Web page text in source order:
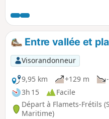
Rouen-sur-Bresle.
Entre vallée et
Visorandonneur
9,95 km
+129 m
3h 15
Facile
Départ à Flamets-Frétils
Maritime)